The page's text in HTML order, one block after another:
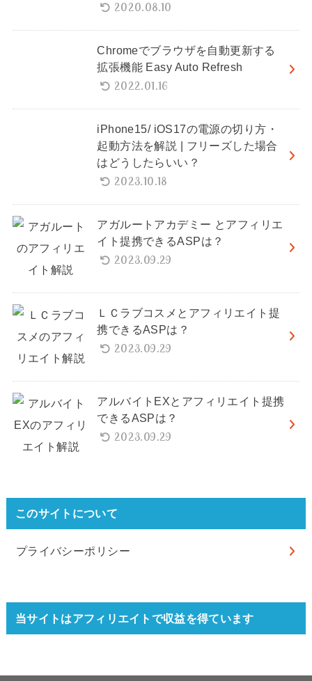
2020.08.10
Chromeでブラウザを自動更新する
拡張機能 Easy Auto Refresh
2022.01.16
iPhone15/ iOS17の電源の切り方・
起動方法を解説 | フリーズした場合
はどうしたらいい？
2023.10.18
アガルートアカデミー とアフィリエ
イト提携できるASPは？
2023.09.29
ＬＣラブコスメとアフィリエイト提
携できるASPは？
2023.09.29
アルバイトEXとアフィリエイト提携
できるASPは？
2023.09.29
このサイトについて
プライバシーポリシー
当サイトはアフィリエイトで収益を得ています